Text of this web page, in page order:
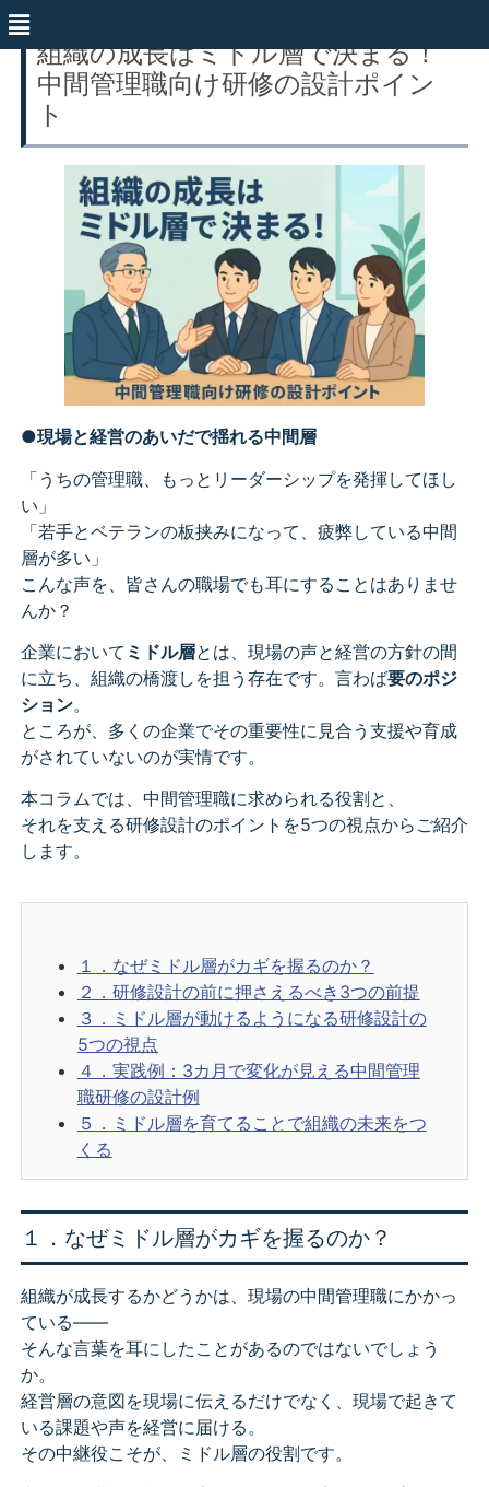
組織の成長はミドル層で決まる！
中間管理職向け研修の設計ポイン
ト
●現場と経営のあいだで揺れる中間層
「うちの管理職、もっとリーダーシップを発揮してほし
い」
「若手とベテランの板挟みになって、疲弊している中間
層が多い」
こんな声を、皆さんの職場でも耳にすることはありませ
んか？
企業において ミドル層とは、現場の声と経営の方針の間
に立ち、組織の橋渡しを担う存在です。言わば要のポジ
ション。
ところが、多くの企業でその重要性に見合う支援や育成
がされていないのが実情です。
本コラムでは、中間管理職に求められる役割と、
それを支える研修設計のポイントを5つの視点からご紹介
します。
１．なぜミドル層がカギを握るのか？
２．研修設計の前に押さえるべき3つの前提
３．ミドル層が動けるようになる研修設計の
5つの視点
４．実践例：3カ月で変化が見える中間管理
職研修の設計例
５．ミドル層を育てることで組織の未来をつ
くる
１．なぜミドル層がカギを握るのか？
組織が成長するかどうかは、現場の中間管理職にかかっ
ている――
そんな言葉を耳にしたことがあるのではないでしょう
か。
経営層の意図を現場に伝えるだけでなく、現場で起きて
いる課題や声を経営に届ける。
その中継役こそが、ミドル層の役割です。